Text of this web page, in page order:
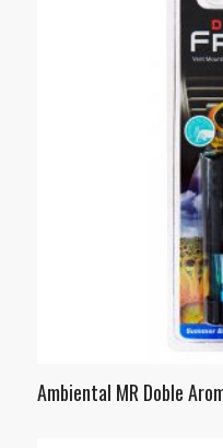
Ambiental MR Doble